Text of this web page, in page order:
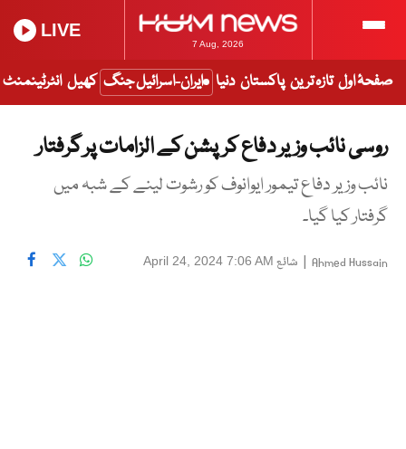
7 Aug, 2026
LIVE
صفحۂ اول تازہ ترین پاکستان دنیا ایران-اسرائیل جنگ کھیل انٹرٹینمنٹ
روسی نائب وزیر دفاع کرپشن کے الزامات پر گرفتار
نائب وزیر دفاع تیمور ایوانوف کو رشوت لینے کے شبہ میں
گرفتار کیا گیا۔
Ahmed Hussain
| شائع April 24, 2024 7:06 AM